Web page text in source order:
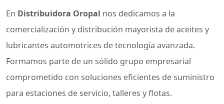
En Distribuidora Oropal nos dedicamos a la
comercialización y distribución mayorista de aceites y
lubricantes automotrices de tecnología avanzada.
Formamos parte de un sólido grupo empresarial
comprometido con soluciones eficientes de suministro
para estaciones de servicio, talleres y flotas.